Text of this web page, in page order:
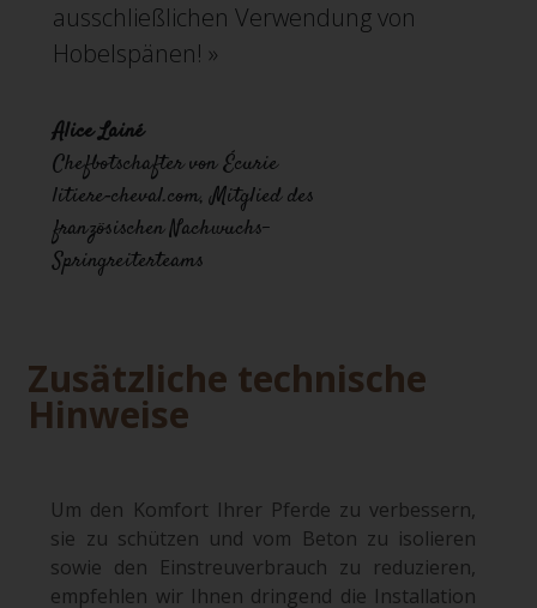
ausschließlichen Verwendung von
Hobelspänen! »
Alice Lainé
Chefbotschafter von Écurie
litiere‑cheval.com, Mitglied des
französischen Nachwuchs-
Springreiterteams
Zusätzliche technische
Hinweise
Um den Komfort Ihrer Pferde zu verbessern,
sie zu schützen und vom Beton zu isolieren
sowie den Einstreuverbrauch zu reduzieren,
empfehlen wir Ihnen dringend die Installation